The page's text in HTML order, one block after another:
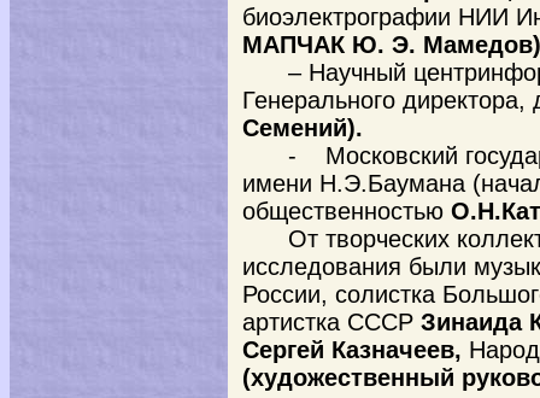
биоэлектрографии НИИ
МАПЧАК Ю. Э.
– Научный
Генерального
Семений).
- Московский
имени Н.Э.Баумана
общественностью
От творческих
исследования были
России, солистка
артистка СССР Зинаида
Сергей Казначеев,
(художественный